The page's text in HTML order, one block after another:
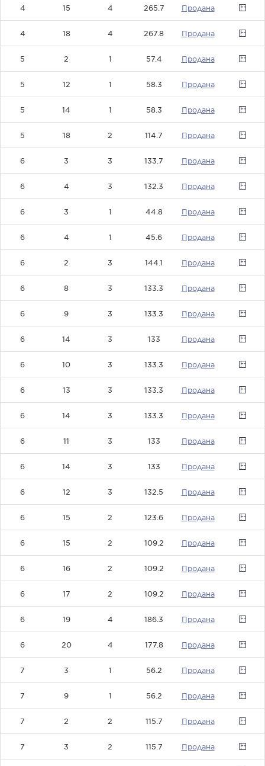
4 15 4 265.7 0
4 18 4 267.8 0
5 2 1 57.4 0
5 12 1 58.3 0
5 14 1 58.3 0
5 18 2 114.7 0
6 3 3 133.7 0
6 4 3 132.3 0
6 3 1 44.8 0
6 4 1 45.6 0
6 2 3 144.1 0
6 8 3 133.3 0
6 9 3 133.3 0
6 14 3 133 0
6 10 3 133.3 0
6 13 3 133.3 0
6 14 3 133.3 0
6 11 3 133 0
6 14 3 133 0
6 12 3 132.5 0
6 15 2 123.6 0
6 15 2 109.2 0
6 16 2 109.2 0
6 17 2 109.2 0
6 19 4 186.3 0
6 20 4 177.8 0
7 3 1 56.2 0
7 9 1 56.2 0
7 2 2 115.7 0
7 3 2 115.7 0